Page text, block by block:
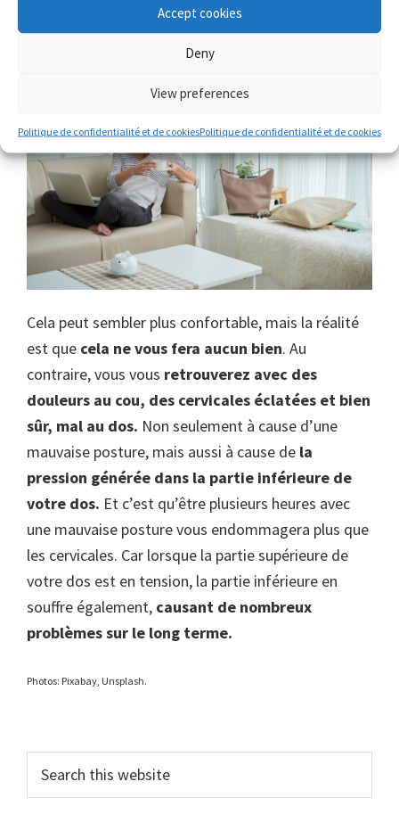
Accept cookies
Deny
View preferences
Politique de confidentialité et de cookiesPolitique de confidentialité et de cookies
canapé
Cela peut sembler plus confortable, mais la réalité
est que cela ne vous fera aucun bien. Au
contraire, vous vous retrouverez avec des
douleurs au cou, des cervicales éclatées et bien
sûr, mal au dos. Non seulement à cause d’une
mauvaise posture, mais aussi à cause de la
pression générée dans la partie inférieure de
votre dos. Et c’est qu’être plusieurs heures avec
une mauvaise posture vous endommagera plus que
les cervicales. Car lorsque la partie supérieure de
votre dos est en tension, la partie inférieure en
souffre également, causant de nombreux
problèmes sur le long terme.
Photos: Pixabay, Unsplash.
Primary
Sidebar
this
website